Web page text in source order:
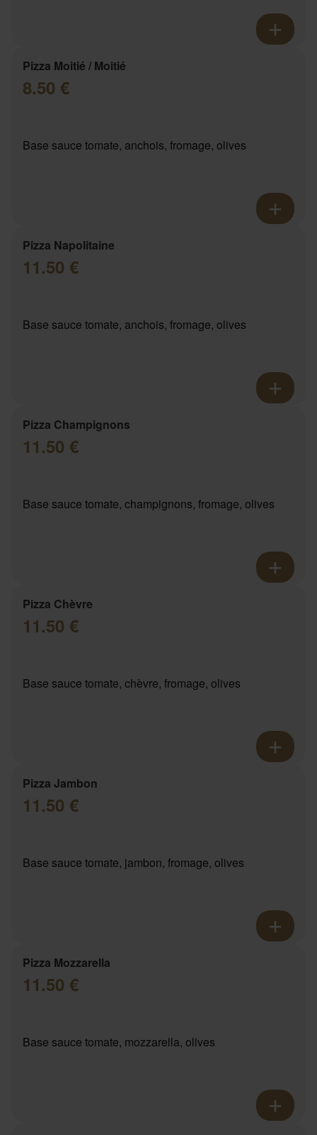
Pizza Moitié / Moitié
8.50 €
Base sauce tomate, anchois, fromage, olives
Pizza Napolitaine
11.50 €
Base sauce tomate, anchois, fromage, olives
Pizza Champignons
11.50 €
Base sauce tomate, champignons, fromage, olives
Pizza Chèvre
11.50 €
Base sauce tomate, chèvre, fromage, olives
Pizza Jambon
11.50 €
Base sauce tomate, jambon, fromage, olives
Pizza Mozzarella
11.50 €
Base sauce tomate, mozzarella, olives